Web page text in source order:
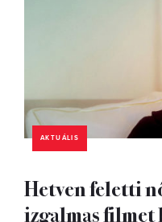
AKTUÁLIS
Hetven feletti
izgalmas filmet